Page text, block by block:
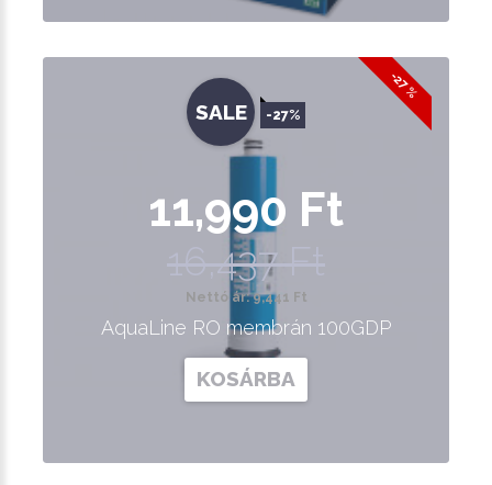
-27 %
SALE -27%
11,990 Ft
16,437 Ft
Nettó ár: 9,441 Ft
AquaLine RO membrán 100GDP
KOSÁRBA